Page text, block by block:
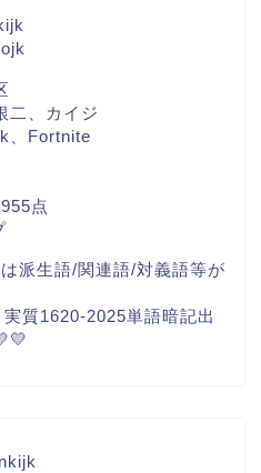
二、カイジ
、Fortnite
点
派生語/関連語/対義語等が
質1620-2025単語暗記出